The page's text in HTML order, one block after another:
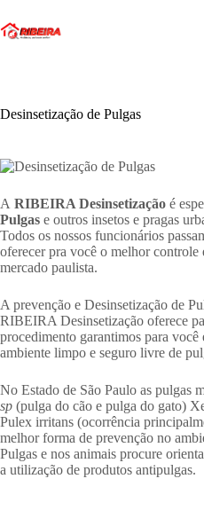
para
o
Desinsetização de Pulgas
A RIBEIRA Desinsetização é
Pulgas e outros insetos e pragas
Todos os nossos funcionários
oferecer pra você o melhor controle
mercado paulista.
A prevenção e Desinsetização de
RIBEIRA Desinsetização oferece
procedimento garantimos para você
ambiente limpo e seguro livre de
No Estado de São Paulo as pulgas
sp (pulga do cão e pulga do gato)
Pulex irritans (ocorrência
melhor forma de prevenção no
Pulgas e nos animais procure
a utilização de produtos antipulgas.